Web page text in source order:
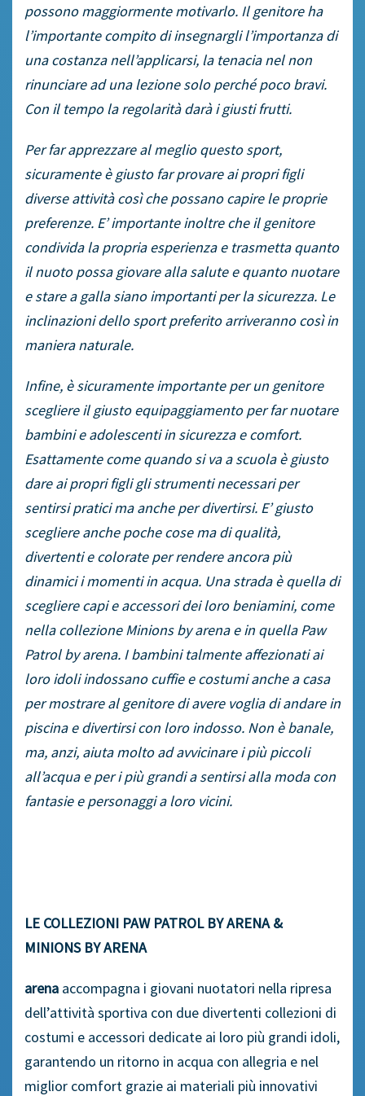
possono maggiormente motivarlo. Il genitore ha
l’importante compito di insegnargli l’importanza di
una costanza nell’applicarsi, la tenacia nel non
rinunciare ad una lezione solo perché poco bravi.
Con il tempo la regolarità darà i giusti frutti.
Per far apprezzare al meglio questo sport,
sicuramente è giusto far provare ai propri figli
diverse attività così che possano capire le proprie
preferenze. E’ importante inoltre che il genitore
condivida la propria esperienza e trasmetta quanto
il nuoto possa giovare alla salute e quanto nuotare
e stare a galla siano importanti per la sicurezza. Le
inclinazioni dello sport preferito arriveranno così in
maniera naturale.
Infine, è sicuramente importante per un genitore
scegliere il giusto equipaggiamento per far nuotare
bambini e adolescenti in sicurezza e comfort.
Esattamente come quando si va a scuola è giusto
dare ai propri figli gli strumenti necessari per
sentirsi pratici ma anche per divertirsi. E’ giusto
scegliere anche poche cose ma di qualità,
divertenti e colorate per rendere ancora più
dinamici i momenti in acqua. Una strada è quella di
scegliere capi e accessori dei loro beniamini, come
nella collezione Minions by arena e in quella Paw
Patrol by arena. I bambini talmente affezionati ai
loro idoli indossano cuffie e costumi anche a casa
per mostrare al genitore di avere voglia di andare in
piscina e divertirsi con loro indosso. Non è banale,
ma, anzi, aiuta molto ad avvicinare i più piccoli
all’acqua e per i più grandi a sentirsi alla moda con
fantasie e personaggi a loro vicini.
LE COLLEZIONI PAW PATROL BY ARENA &
MINIONS BY ARENA
arena accompagna i giovani nuotatori nella ripresa
dell’attività sportiva con due divertenti collezioni di
costumi e accessori dedicate ai loro più grandi idoli,
garantendo un ritorno in acqua con allegria e nel
miglior comfort grazie ai materiali più innovativi